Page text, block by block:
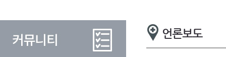
언론보도